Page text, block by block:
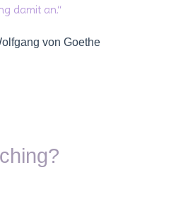
damit an.“
von Goethe